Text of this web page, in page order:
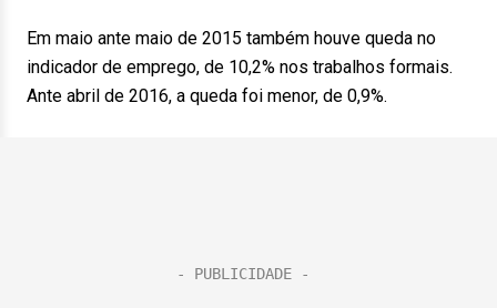
Em maio ante maio de 2015 também houve queda no
indicador de emprego, de 10,2% nos trabalhos formais.
Ante abril de 2016, a queda foi menor, de 0,9%.